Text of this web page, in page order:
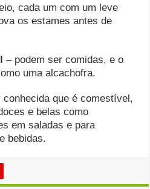
cada um com um leve
os estames antes de
– podem ser comidas, e o
uma alcachofra.
conhecida que é comestível,
e belas como
em saladas e para
bebidas.